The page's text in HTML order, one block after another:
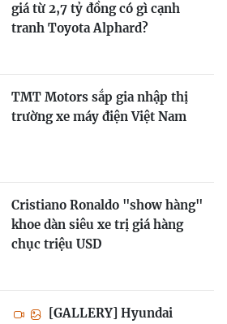
giá từ 2,7 tỷ đồng có gì cạnh
tranh Toyota Alphard?
TMT Motors sắp gia nhập thị
trường xe máy điện Việt Nam
Cristiano Ronaldo "show hàng"
khoe dàn siêu xe trị giá hàng
chục triệu USD
[GALLERY] Hyundai